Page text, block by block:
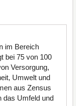
im Bereich
bei 75 von 100
Versorgung,
Umwelt und
aus Zensus
das Umfeld und